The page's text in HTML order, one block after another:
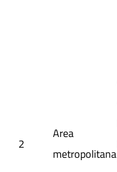
2
Area
metropolitana